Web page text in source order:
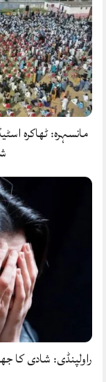
مانسہرہ: ٹھاکرہ
راولپنڈی: شادی